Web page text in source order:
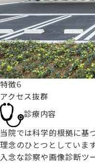
特徴6
アクセス抜群
診療内容
当院では科学的根拠に基
理念のひとつとしています
入念な診察や画像診断ツ